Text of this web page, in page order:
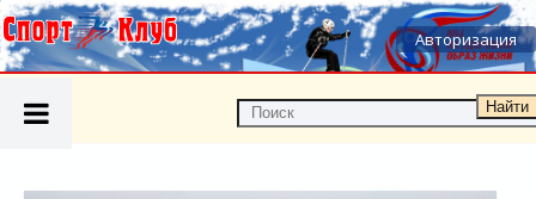
Авторизация
Найти